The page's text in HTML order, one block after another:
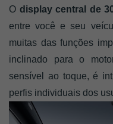
O display central de
entre você e seu
muitas das funções
inclinado para o
sensível ao toque, é
perfis individuais dos